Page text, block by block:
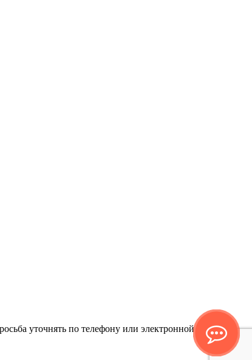
уточнять по телефону или электронной почте.